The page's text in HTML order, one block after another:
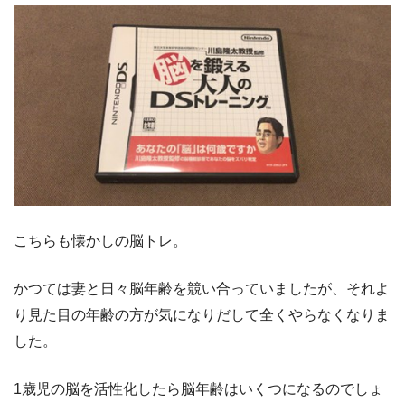
こちらも懐かしの脳トレ。
かつては妻と日々脳年齢を競い合っていましたが、それよ
り見た目の年齢の方が気になりだして全くやらなくなりま
した。
1歳児の脳を活性化したら脳年齢はいくつになるのでしょ